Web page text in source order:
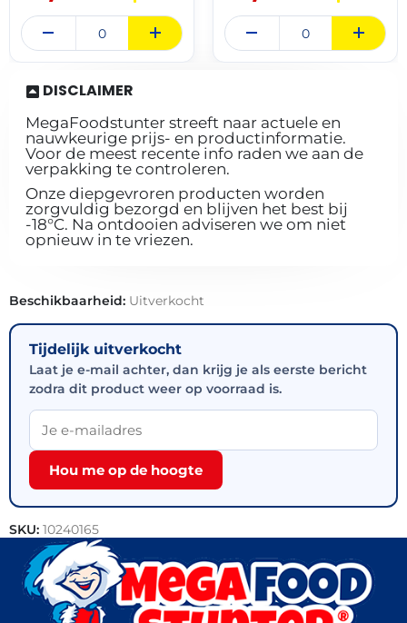
DISCLAIMER
MegaFoodstunter streeft naar actuele en
nauwkeurige prijs- en productinformatie.
Voor de meest recente info raden we aan de
verpakking te controleren.
Onze diepgevroren producten worden
zorgvuldig bezorgd en blijven het best bij
-18°C. Na ontdooien adviseren we om niet
opnieuw in te vriezen.
Beschikbaarheid: Uitverkocht
Tijdelijk uitverkocht
Laat je e-mail achter, dan krijg je als eerste bericht
zodra dit product weer op voorraad is.
Hou me op de hoogte
SKU: 10240165
Categorieën:Outlet